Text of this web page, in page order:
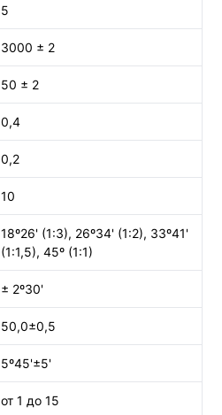
5
3000 ± 2
50 ± 2
0,4
0,2
10
18º26' (1:3), 26º34' (1:2), 33º41'
(1:1,5), 45º (1:1)
± 2º30'
50,0±0,5
5º45'±5'
от 1 до 15